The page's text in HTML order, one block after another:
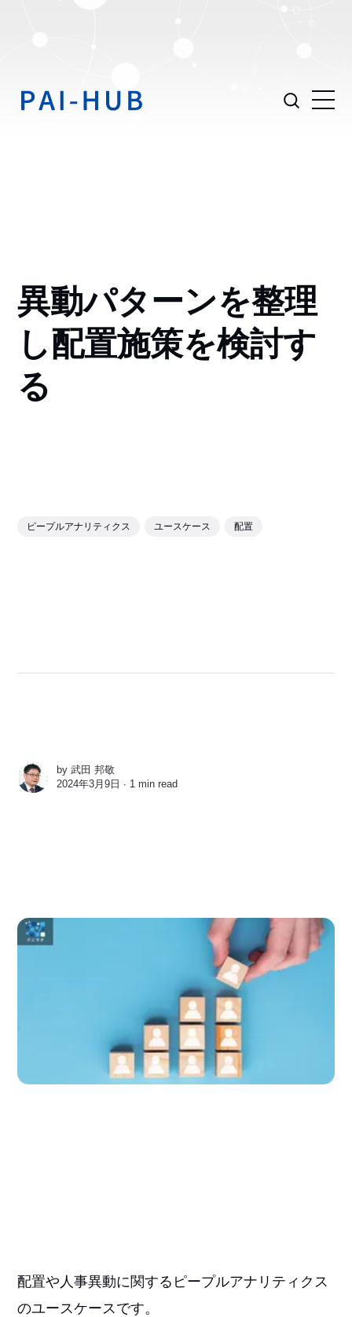
異動パターンを整理
し配置施策を検討す
る
ピープルアナリティクス ユースケース 配置
by武田 邦敬
2024年3月9日 ∙ 1 min read
配置や人事異動に関するピープルアナリティクス
のユースケースです。